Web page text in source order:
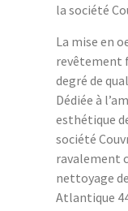
la société
La mise en
revêtement
degré de
Dédiée à
esthétique
société
ravalement
nettoyage
Atlantique